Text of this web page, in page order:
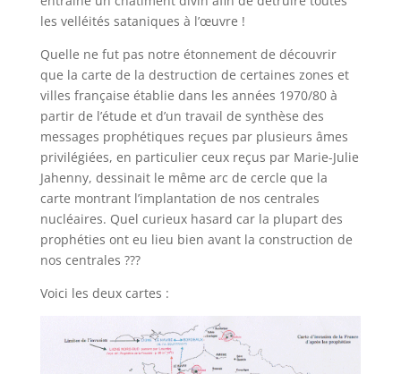
les velléités sataniques à l’œuvre !
Quelle ne fut pas notre étonnement de découvrir
que la carte de la destruction de certaines zones et
villes française établie dans les années 1970/80 à
partir de l’étude et d’un travail de synthèse des
messages prophétiques reçues par plusieurs âmes
privilégiées, en particulier ceux reçus par Marie-Julie
Jahenny, dessinait le même arc de cercle que la
carte montrant l’implantation de nos centrales
nucléaires. Quel curieux hasard car la plupart des
prophéties ont eu lieu bien avant la construction de
nos centrales ???
Voici les deux cartes :